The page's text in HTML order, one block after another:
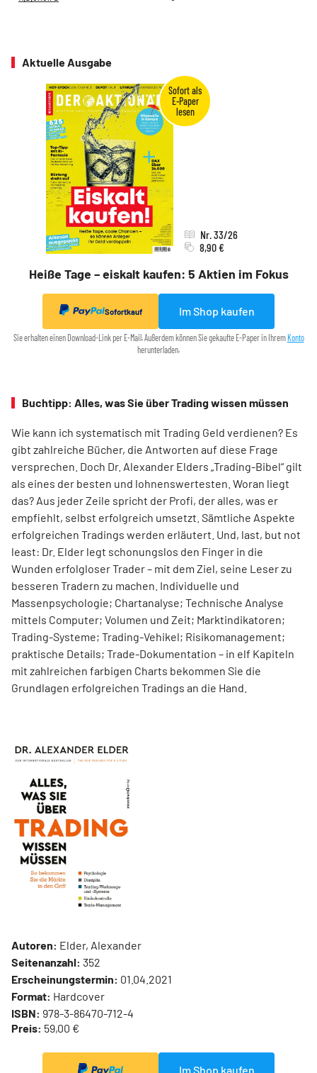
Aktuelle Ausgabe
Heiße Tage – eiskalt kaufen: 5 Aktien im Fokus
Nr. 33/26
8,90 €
Sofortkauf Im Shop kaufen
Sie erhalten einen Download-Link per E-Mail. Außerdem können Sie gekaufte E-Paper in Ihrem Konto
herunterladen.
Buchtipp: Alles, was Sie über Trading wissen müssen
Wie kann ich systematisch mit Trading Geld verdienen? Es
gibt zahlreiche Bücher, die Antworten auf diese Frage
versprechen. Doch Dr. Alexander Elders „Trading-Bibel“ gilt
als eines der besten und lohnenswertesten. Woran liegt
das? Aus jeder Zeile spricht der Profi, der alles, was er
empfiehlt, selbst erfolgreich umsetzt. Sämtliche Aspekte
erfolgreichen Tradings werden erläutert. Und, last, but not
least: Dr. Elder legt schonungslos den Finger in die
Wunden erfolgloser Trader – mit dem Ziel, seine Leser zu
besseren Tradern zu machen. Individuelle und
Massenpsychologie; Chartanalyse; Technische Analyse
mittels Computer; Volumen und Zeit; Marktindikatoren;
Trading-Systeme; Trading-Vehikel; Risikomanagement;
praktische Details; Trade-Dokumentation – in elf Kapiteln
mit zahlreichen farbigen Charts bekommen Sie die
Grundlagen erfolgreichen Tradings an die Hand.
Autoren: Elder, Alexander
Seitenanzahl: 352
Erscheinungstermin: 01.04.2021
Format: Hardcover
ISBN: 978-3-86470-712-4
Preis: 59,00 €
Im Shop kaufen